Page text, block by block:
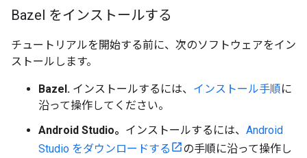
Bazel をインストールする
チュートリアルを開始する前に、次のソフトウェアをイン
ストールします。
Bazel. インストールするには、 インストール手順に
沿って操作してください。
Android Studio。 インストールするには、 Android
Studio をダウンロードする
の手順に沿って操作し